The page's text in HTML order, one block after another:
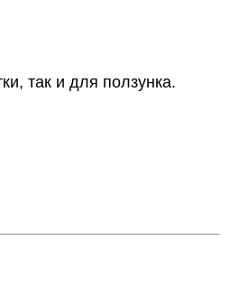
так и для ползунка.